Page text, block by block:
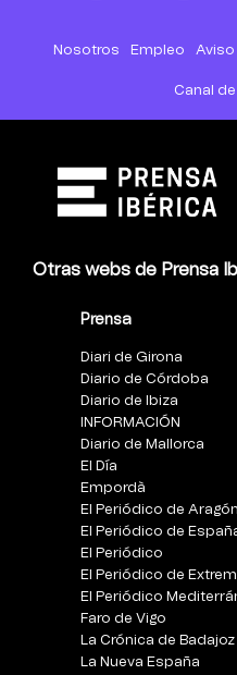
Nosotros Empleo Aviso
Canal
Otras webs de Prensa
Prensa
Diari de Girona
Diario de Córdoba
Diario de Ibiza
INFORMACIÓN
Diario de Mallorca
El Día
Empordà
El Periódico de Aragón
El Periódico de
El Periódico
El Periódico de
El Periódico
Faro de Vigo
La Crónica de Badajoz
La Nueva España